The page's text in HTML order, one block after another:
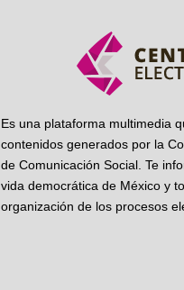
Es una plataforma multimedia
contenidos generados por la
de Comunicación Social. Te
vida democrática de México y
organización de los procesos